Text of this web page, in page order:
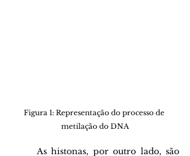
Figura 1: Representação do processo de
metilação do DNA